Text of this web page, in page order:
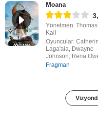
Moana
Yönetmen: Thomas
Kail
Oyuncular:
Laga'aia, Dwayne
Johnson, Rena
Fragman